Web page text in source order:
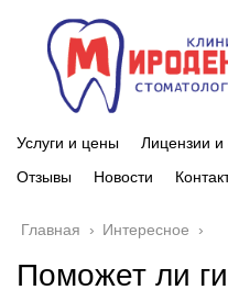
Услуги и цены Лицензии
Отзывы
Новости
Главная › Интересное ›
Поможет ли